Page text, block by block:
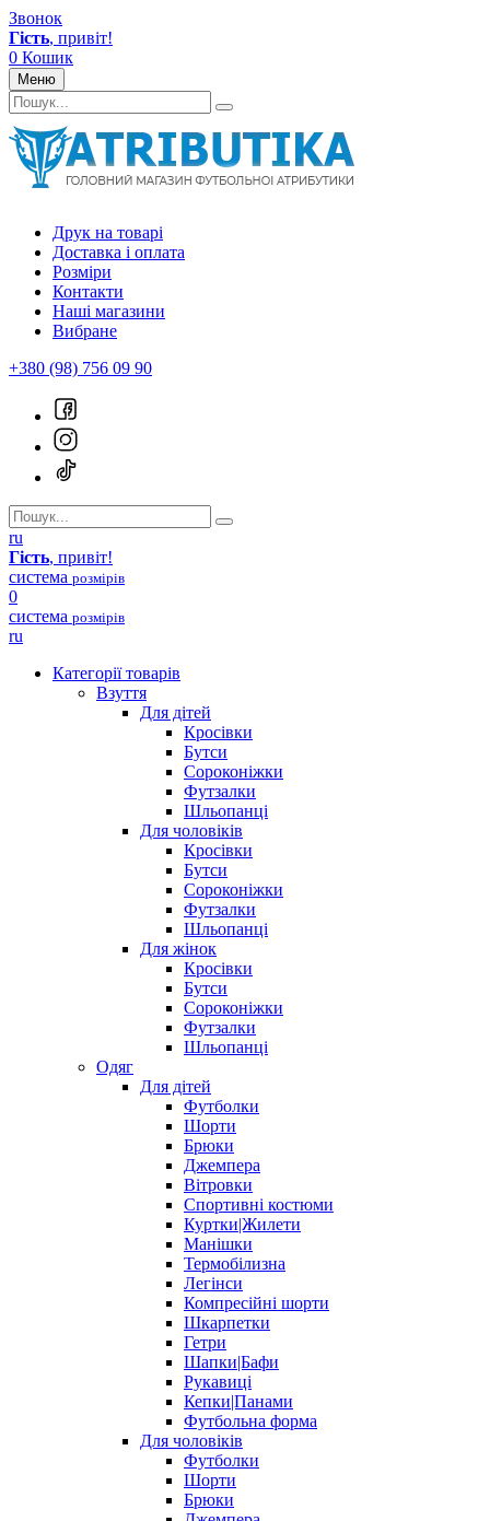
Звонок
Гість, привіт!
0 Кошик
Меню
Друк на товарі
Доставка і оплата
Розміри
Контакти
Наші магазини
Вибране
+380 (98) 756 09 90
ru
Гість, привіт!
система розмірів
0
система розмірів
ru
Категорії товарів
Взуття
Для дітей
Кросівки
Бутси
Сороконіжки
Футзалки
Шльопанці
Для чоловіків
Кросівки
Бутси
Сороконіжки
Футзалки
Шльопанці
Для жінок
Кросівки
Бутси
Сороконіжки
Футзалки
Шльопанці
Одяг
Для дітей
Футболки
Шорти
Брюки
Джемпера
Вітровки
Спортивні костюми
Куртки|Жилети
Манішки
Термобілизна
Легінси
Компресійні шорти
Шкарпетки
Гетри
Шапки|Бафи
Рукавиці
Кепки|Панами
Футбольна форма
Для чоловіків
Футболки
Шорти
Брюки